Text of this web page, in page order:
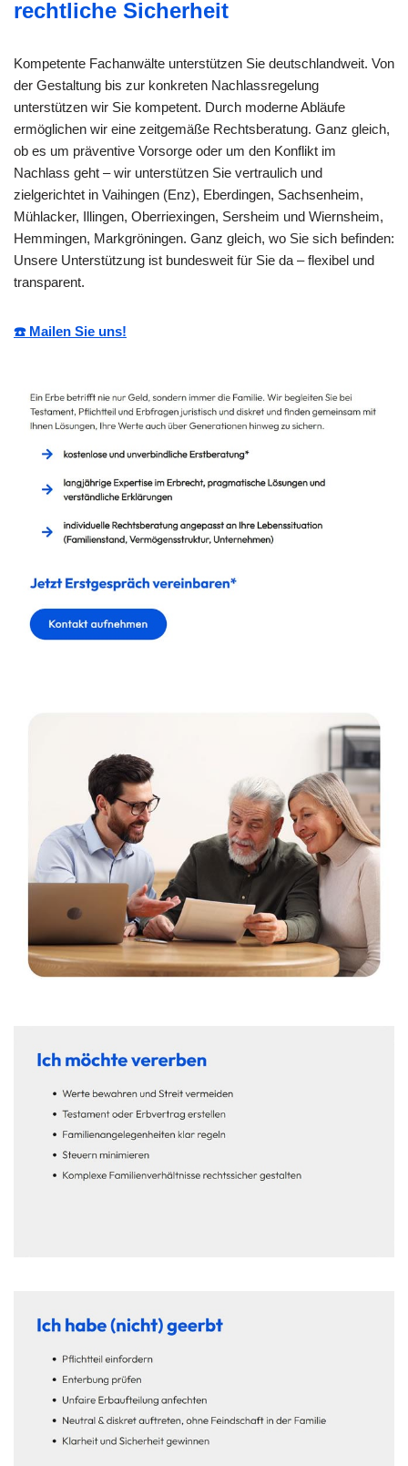
rechtliche Sicherheit
Kompetente Fachanwälte unterstützen Sie deutschlandweit. Von
der Gestaltung bis zur konkreten Nachlassregelung
unterstützen wir Sie kompetent. Durch moderne Abläufe
ermöglichen wir eine zeitgemäße Rechtsberatung. Ganz gleich,
ob es um präventive Vorsorge oder um den Konflikt im
Nachlass geht – wir unterstützen Sie vertraulich und
zielgerichtet in Vaihingen (Enz), Eberdingen, Sachsenheim,
Mühlacker, Illingen, Oberriexingen, Sersheim und Wiernsheim,
Hemmingen, Markgröningen. Ganz gleich, wo Sie sich befinden:
Unsere Unterstützung ist bundesweit für Sie da – flexibel und
transparent.
☎️ Mailen Sie uns!